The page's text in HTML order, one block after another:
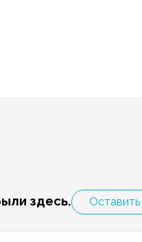
здесь. Оставить